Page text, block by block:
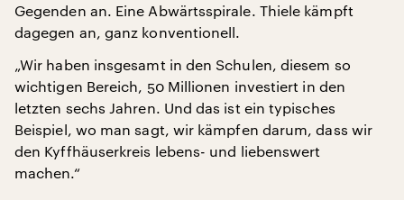
Gegenden an. Eine Abwärtsspirale. Thiele kämpft
dagegen an, ganz konventionell.
„Wir haben insgesamt in den Schulen, diesem so
wichtigen Bereich, 50 Millionen investiert in den
letzten sechs Jahren. Und das ist ein typisches
Beispiel, wo man sagt, wir kämpfen darum, dass wir
den Kyffhäuserkreis lebens- und liebenswert
machen.“